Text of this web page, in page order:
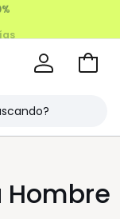
Ir
Hombre